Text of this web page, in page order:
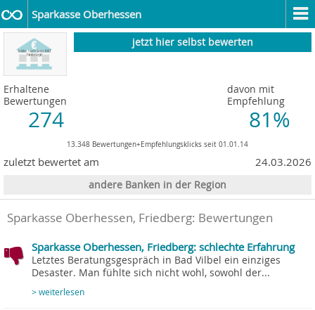
Sparkasse Oberhessen
jetzt hier selbst bewerten
Erhaltene
Bewertungen
274
davon mit
Empfehlung
81%
13.348 Bewertungen+Empfehlungsklicks seit 01.01.14
zuletzt bewertet am 24.03.2026
andere Banken in der Region
Sparkasse Oberhessen, Friedberg: Bewertungen
Sparkasse Oberhessen, Friedberg: schlechte Erfahrung
Letztes Beratungsgespräch in Bad Vilbel ein einziges
Desaster. Man fühlte sich nicht wohl, sowohl der...
> weiterlesen